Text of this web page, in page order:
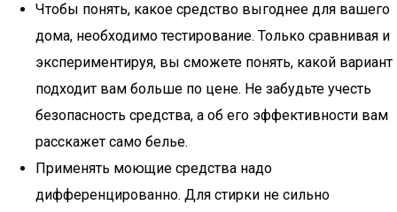
Чтобы понять, какое средство выгоднее для вашего
дома, необходимо тестирование. Только сравнивая и
экспериментируя, вы сможете понять, какой вариант
подходит вам больше по цене. Не забудьте учесть
безопасность средства, а об его эффективности вам
расскажет само белье.
Применять моющие средства надо
дифференцированно. Для стирки не сильно